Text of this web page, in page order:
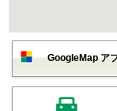
GoogleMap ア